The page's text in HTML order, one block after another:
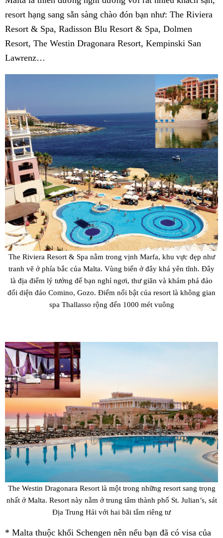
resort hạng sang sẵn sàng chào đón bạn như: The Riviera
Resort & Spa, Radisson Blu Resort & Spa, Dolmen
Resort, The Westin Dragonara Resort, Kempinski San
Lawrenz…
The Riviera Resort & Spa nằm trong vịnh Marfa, khu vực đẹp như
tranh vẽ ở phía bắc của Malta. Vùng biển ở đây khá yên tĩnh. Đây
là địa điểm lý tưởng để bạn nghỉ ngơi, thư giãn và khám phá đảo
đối diện đảo Comino, Gozo. Điểm nổi bật của resort là không gian
spa Thallasso rộng đến 1000 mét vuông
The Westin Dragonara Resort là một trong những resort sang trọng
nhất ở Malta. Resort này nằm ở trung tâm thành phố St. Julian’s, sát
Địa Trung Hải với hai bãi tắm riêng tư
* Malta thuộc khối Schengen nên nếu bạn đã có visa của